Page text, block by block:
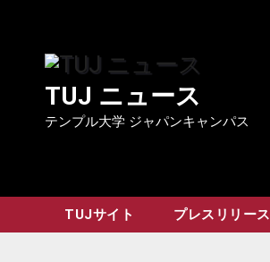
content
TUJ ニュース
テンプル大学 ジャパンキャンパス
TUJサイト プレスリリース